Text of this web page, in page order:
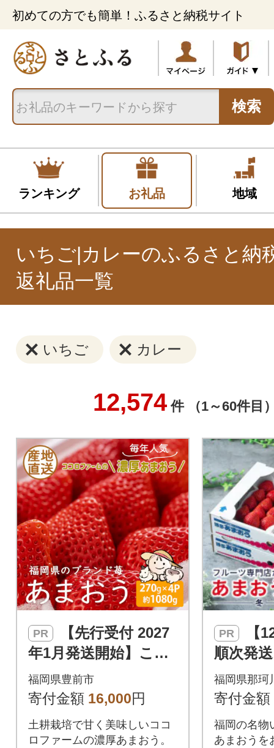
初めての方でも簡単！ふるさと納税サイト
検索
ランキング お礼品 地域
いちご|カレーのふるさと納
返礼品一覧
いちご カレー
12,574件 （1～60件目
PR
年1月発送開始】こだ
わりの濃厚あまおう 2
70g×4パック【福岡県
福岡県豊前市
寄付金額 16,000円
土耕栽培で甘く美味しいココ
ロファームの濃厚あまおう。
PR
順次発
【冬】
g×4パッ
福岡県那珂
寄付金額
福岡の名物
あまおうを